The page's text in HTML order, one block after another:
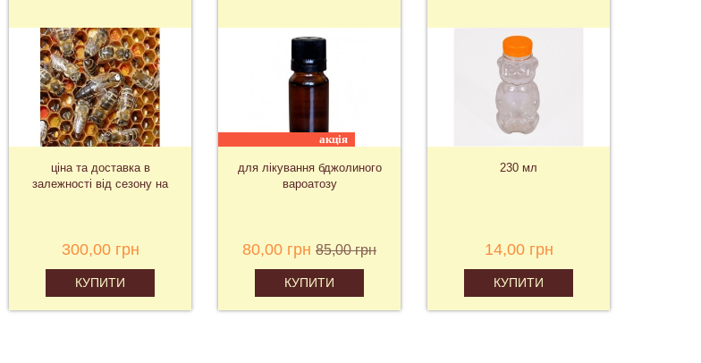
ціна та доставка в
залежності від сезону на
300,00 грн
КУПИТИ
акція
для лікування бджолиного
вароатозу
80,00 грн 85,00 грн
КУПИТИ
230 мл
14,00 грн
КУПИТИ